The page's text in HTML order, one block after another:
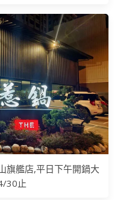
旗艦店,平日下午開鍋大
30止